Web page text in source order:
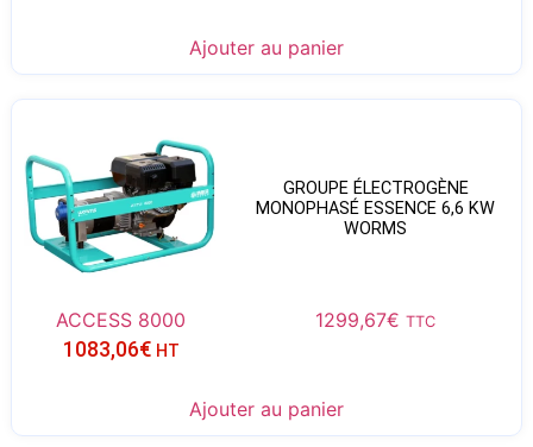
Ajouter au panier
GROUPE ÉLECTROGÈNE
MONOPHASÉ ESSENCE 6,6 KW
WORMS
ACCESS 8000 1299,67€ TTC
1083,06€ HT
Ajouter au panier